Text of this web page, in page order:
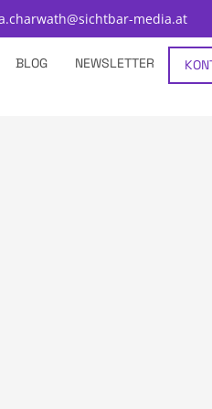
media.at
BLOG NEWSLETTER